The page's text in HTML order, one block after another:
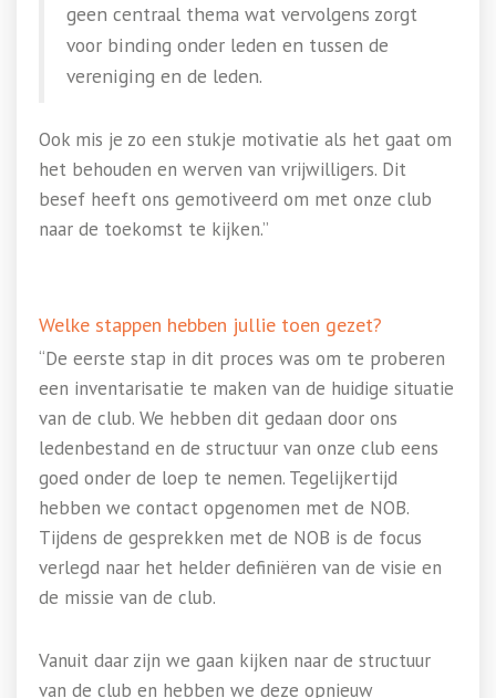
geen centraal thema wat vervolgens zorgt
voor binding onder leden en tussen de
vereniging en de leden.
Ook mis je zo een stukje motivatie als het gaat om
het behouden en werven van vrijwilligers. Dit
besef heeft ons gemotiveerd om met onze club
naar de toekomst te kijken.”
Welke stappen hebben jullie toen gezet?
“De eerste stap in dit proces was om te proberen
een inventarisatie te maken van de huidige situatie
van de club. We hebben dit gedaan door ons
ledenbestand en de structuur van onze club eens
goed onder de loep te nemen. Tegelijkertijd
hebben we contact opgenomen met de NOB.
Tijdens de gesprekken met de NOB is de focus
verlegd naar het helder definiëren van de visie en
de missie van de club.
Vanuit daar zijn we gaan kijken naar de structuur
van de club en hebben we deze opnieuw